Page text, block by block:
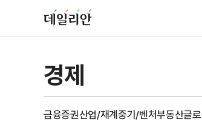
경제
금융증권산업/재계중기/벤처부동산글